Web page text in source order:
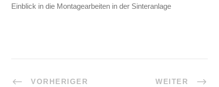
Einblick in die Montagearbeiten in der Sinteranlage
VORHERIGER WEITER